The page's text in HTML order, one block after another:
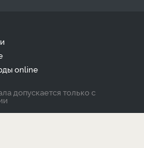
online
допускается только с